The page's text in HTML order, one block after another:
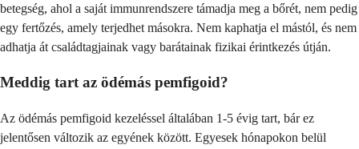
betegség, ahol a saját immunrendszere támadja meg a bőrét, nem pedig
egy fertőzés, amely terjedhet másokra. Nem kaphatja el mástól, és nem
adhatja át családtagjainak vagy barátainak fizikai érintkezés útján.
Meddig tart az ödémás pemfigoid?
Az ödémás pemfigoid kezeléssel általában 1-5 évig tart, bár ez
jelentősen változik az egyének között. Egyesek hónapokon belül